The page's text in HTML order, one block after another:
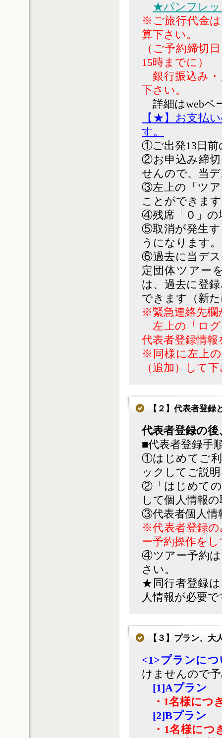
★パンフレ
※ご旅行代金
算下さい。
（ご予約締切
15時までに）
銀行振込み・
下さい。
詳細はwebペ
【★】お支払
す。
①ご出発13日前
②お申込み締切
せんので、当
③左上の「ツア
ことができま
④残席「０」の
⑤取消が発生す
うになります。
⑥過去に当デス
定団体ツアー
は、過去に登
できます（新
※緊急連絡先欄
左上の「ログ
代表者登録情
※同様に左上
（追加）して
【２】代表者登録
代表者登録の
■代表者登録
①はじめてご利
ックしてご説
②「はじめての
して個人情報
③代表者個人情
※代表者登録
ー予約操作を
④ツアー予約は
さい。
★同行者登録は
人情報が必要
【３】プラン、大
<1>プランに
けませんので
[1]Aプラン
・1名様につ
[2]Bプラン
・1名様に